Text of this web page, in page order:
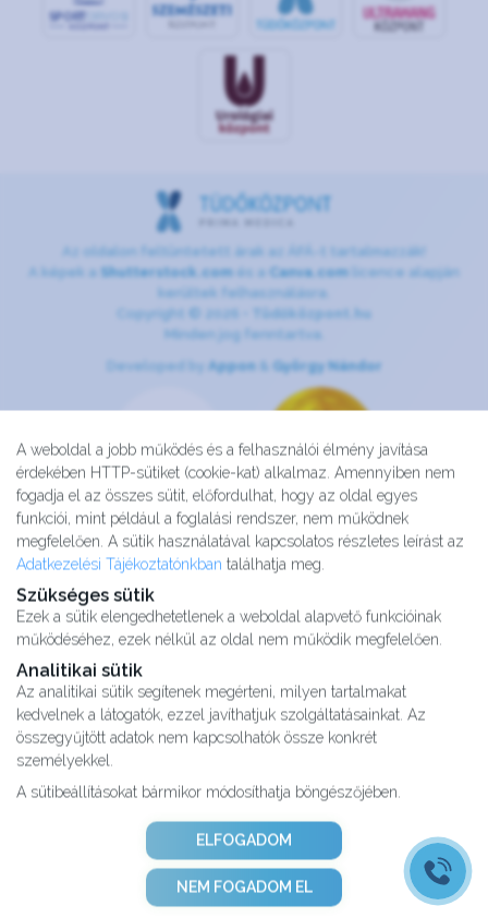
A weboldal a jobb működés és a felhasználói élmény javítása
érdekében HTTP-sütiket (cookie-kat) alkalmaz. Amennyiben nem
fogadja el az összes sütit, előfordulhat, hogy az oldal egyes
funkciói, mint például a foglalási rendszer, nem működnek
megfelelően. A sütik használatával kapcsolatos részletes leírást az
Adatkezelési Tájékoztatónkban találhatja meg.
Szükséges sütik
Ezek a sütik elengedhetetlenek a weboldal alapvető funkcióinak
működéséhez, ezek nélkül az oldal nem működik megfelelően.
Analitikai sütik
Az analitikai sütik segítenek megérteni, milyen tartalmakat
kedvelnek a látogatók, ezzel javíthatjuk szolgáltatásainkat. Az
összegyűjtött adatok nem kapcsolhatók össze konkrét
személyekkel.
A sütibeállításokat bármikor módosíthatja böngészőjében.
ELFOGADOM
NEM FOGADOM EL
SPORT
Az oldalon feltüntetett árak az ÁFÁ-t tartalmazzák!
A képek a Shutterstock.com és a Canva.com licence alapján
kerültek felhasználásra.
Copyright © 2026 •
Tüdőközpont.hu
Minden jog fenntartva.
Developed by Appon& György Nándor
Kutatásaink
Partnereink
Karrier
Adatvédelmi tájékoztató
ÁSZF
Adatkezelési tájékoztató